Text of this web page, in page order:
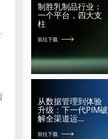
制胜乳制品行业：
一个平台，四大支
柱
前往下载
从数据管理到体验
升级：下一代PIM破
解全渠道运…
前往下载